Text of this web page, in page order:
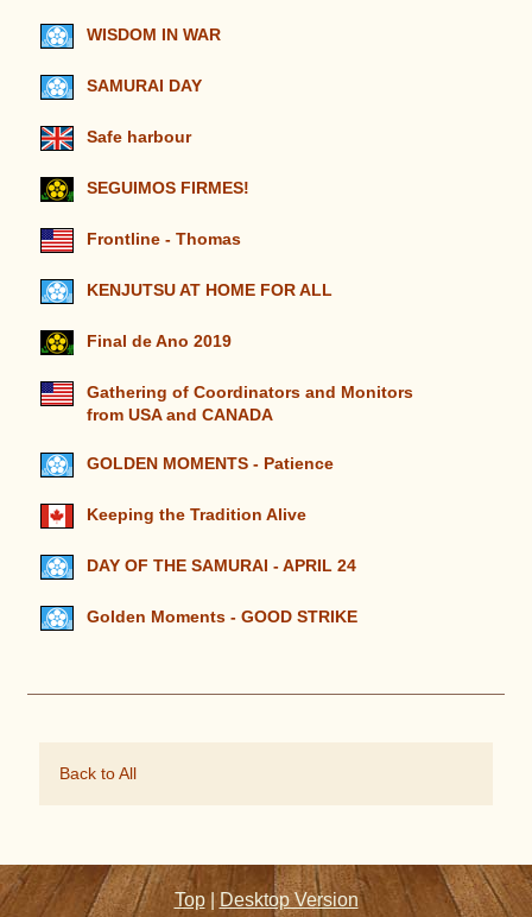
WISDOM IN WAR
SAMURAI DAY
Safe harbour
SEGUIMOS FIRMES!
Frontline - Thomas
KENJUTSU AT HOME FOR ALL
Final de Ano 2019
Gathering of Coordinators and Monitors
from USA and CANADA
GOLDEN MOMENTS - Patience
Keeping the Tradition Alive
DAY OF THE SAMURAI - APRIL 24
Golden Moments - GOOD STRIKE
Back to All
Top | Desktop Version